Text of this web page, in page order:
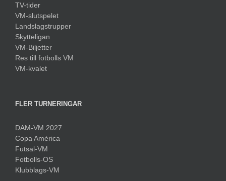
TV-tider
VM-slutspelet
Landslagstrupper
Skytteligan
VM-Biljetter
Res till fotbolls VM
VM-kvalet
FLER TURNERINGAR
DAM-VM 2027
Copa América
Futsal-VM
Fotbolls-OS
Klubblags-VM